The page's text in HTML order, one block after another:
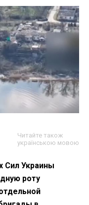
Читайте також
українською мовою
Украины
роту